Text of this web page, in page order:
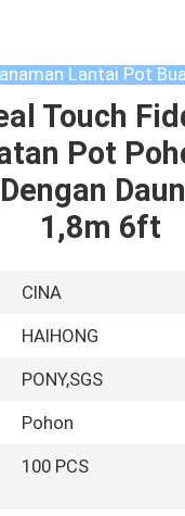
Lantai Pot
Touch
Pot
1,8m 6ft
CINA
HAIHONG
PONY,SGS
Pohon
100 PCS